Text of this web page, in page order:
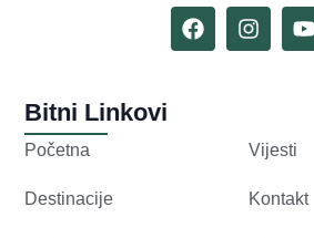
Bitni Linkovi
Početna
Destinacije
Vijesti
Kontakt